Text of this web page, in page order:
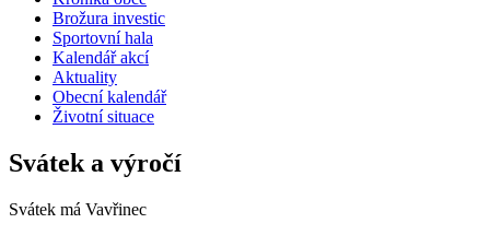
Brožura investic
Sportovní hala
Kalendář akcí
Aktuality
Obecní kalendář
Životní situace
Svátek a výročí
Svátek má Vavřinec